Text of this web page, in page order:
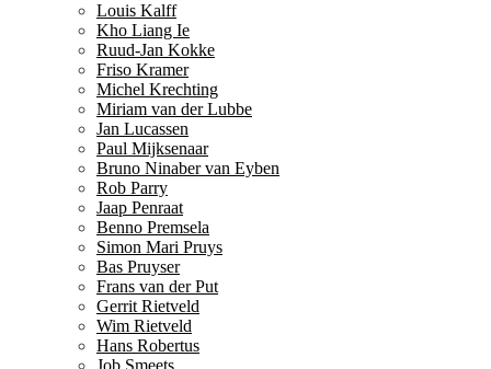
Louis Kalff
Kho Liang Ie
Ruud-Jan Kokke
Friso Kramer
Michel Krechting
Miriam van der Lubbe
Jan Lucassen
Paul Mijksenaar
Bruno Ninaber van Eyben
Rob Parry
Jaap Penraat
Benno Premsela
Simon Mari Pruys
Bas Pruyser
Frans van der Put
Gerrit Rietveld
Wim Rietveld
Hans Robertus